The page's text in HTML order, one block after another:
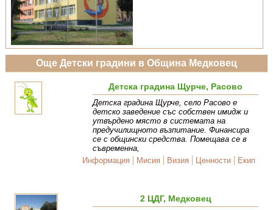
Още Детски градини в Община Медковец
Детска градина Щурче, Расово
Детска градина Щурче, село Расово е
детско заведение със собствен имидж и
утвърдено място в системата на
предучилищното възпитание. Финансира
се с общински средства. Помещава се в
съвременна,
Информация
Мисия Визия Ценности Екип
2 ЦДГ, Медковец